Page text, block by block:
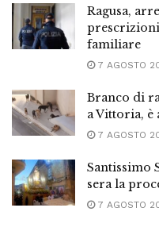
Ragusa,
prescrizioni
familiare
7 AGOSTO
Branco di
a Vittoria, è
7 AGOSTO
Santissimo
sera la
7 AGOSTO